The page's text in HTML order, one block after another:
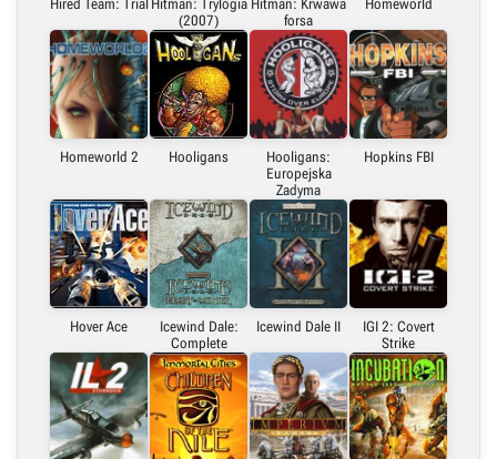
Hired Team: Trial Hitman: Trylogia
(2007)
Hitman: Krwawa
forsa
Homeworld
Homeworld 2 Hooligans
Hooligans:
Europejska
Zadyma
Hopkins FBI
Hover Ace
Icewind Dale:
Complete
Icewind Dale II
IGI 2: Covert
Strike